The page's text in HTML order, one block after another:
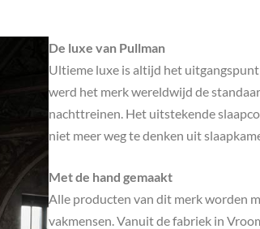
De luxe van Pullman
Ultieme luxe is altijd het
werd het merk wereldwijd de
nachttreinen. Het uitstekende
niet meer weg te denken uit
Met de hand gemaakt
Alle producten van dit merk worden
vakmensen. Vanuit de fabriek in